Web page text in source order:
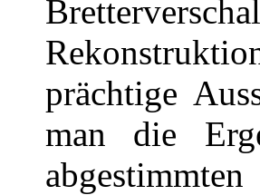
prächtige
man die